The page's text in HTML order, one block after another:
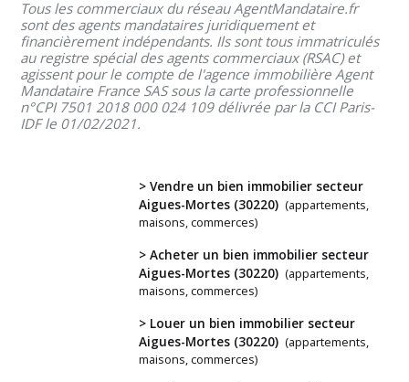
Tous les commerciaux du réseau AgentMandataire.fr
sont des agents mandataires juridiquement et
financièrement indépendants. Ils sont tous immatriculés
au registre spécial des agents commerciaux (RSAC) et
agissent pour le compte de l'agence immobilière Agent
Mandataire France SAS sous la carte professionnelle
n°CPI 7501 2018 000 024 109 délivrée par la CCI Paris-
IDF le 01/02/2021.
> Vendre un bien immobilier secteur
Aigues-Mortes (30220) (appartements,
maisons, commerces)
> Acheter un bien immobilier secteur
Aigues-Mortes (30220) (appartements,
maisons, commerces)
> Louer un bien immobilier secteur
Aigues-Mortes (30220) (appartements,
maisons, commerces)